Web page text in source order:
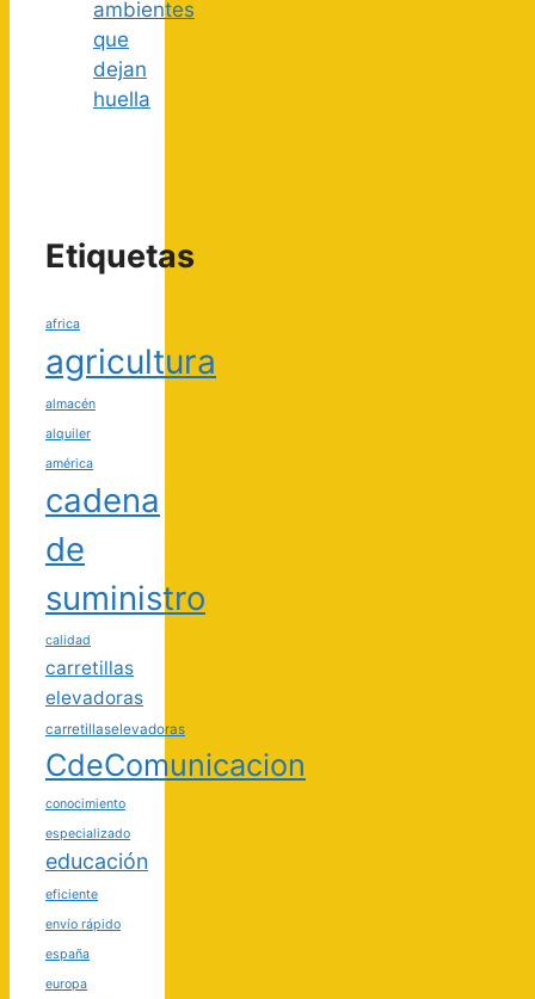
ambientes
que
dejan
huella
Etiquetas
africa
agricultura
almacén
alquiler
américa
cadena
de
suministro
calidad
carretillas
elevadoras
carretillaselevadoras
CdeComunicacion
conocimiento
especializado
educación
eficiente
envío rápido
españa
europa